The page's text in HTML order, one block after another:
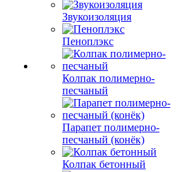
Звукоизоляция
Пеноплэкс
Колпак полимерно-
песчаный
Парапет полимерно-
песчаный (конёк)
Колпак бетонный